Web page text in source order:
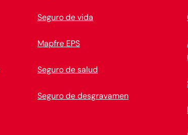
Seguro de vida
Mapfre EPS
Seguro de salud
Seguro de desgravamen